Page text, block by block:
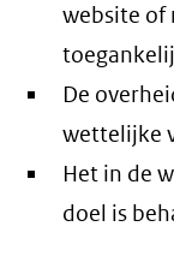
website of
De
wettelijke
Het in de
doel is